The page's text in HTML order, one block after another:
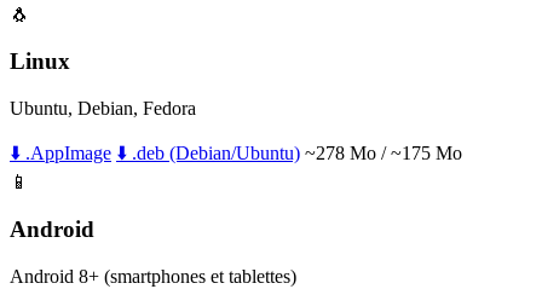
🐧
Linux
Ubuntu, Debian, Fedora
⬇️ .AppImage ⬇️ .deb (Debian/Ubuntu) ~278 Mo / ~175 Mo
📱
Android
Android 8+ (smartphones et tablettes)